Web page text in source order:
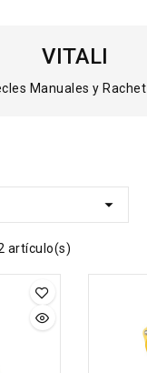
VITALI
Manuales y Rachet

artículo(s)